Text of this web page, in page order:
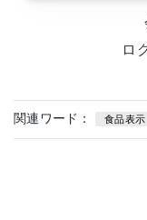
ロ
関連ワード： 食品表示